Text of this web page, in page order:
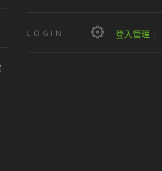
LOGIN 登入管理